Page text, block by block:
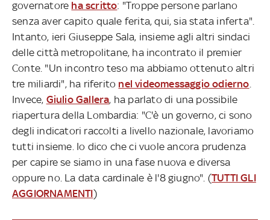
governatore ha scritto: "Troppe persone parlano
senza aver capito quale ferita, qui, sia stata inferta".
Intanto, ieri Giuseppe Sala, insieme agli altri sindaci
delle città metropolitane, ha incontrato il premier
Conte. "Un incontro teso ma abbiamo ottenuto altri
tre miliardi", ha riferito nel videomessaggio odierno
Invece, Giulio Gallera, ha parlato di una possibile
riapertura della Lombardia: "C'è un governo, ci sono
degli indicatori raccolti a livello nazionale, lavoriamo
tutti insieme. Io dico che ci vuole ancora prudenza
per capire se siamo in una fase nuova e diversa
oppure no. La data cardinale è l'8 giugno". (TUTTI GLI
AGGIORNAMENTI)